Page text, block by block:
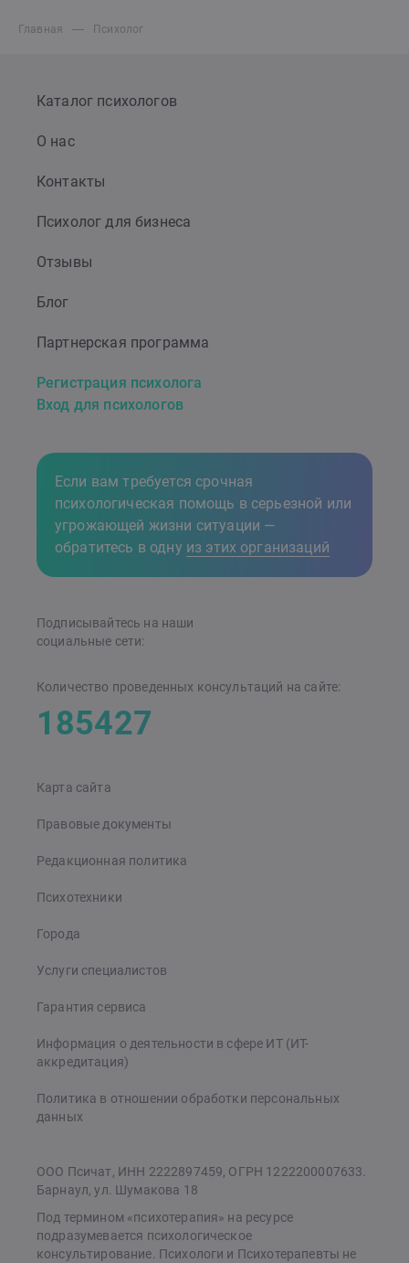
Главная Психолог
Каталог психологов
О нас
Контакты
Психолог для бизнеса
Отзывы
Блог
Партнерская программа
Регистрация психолога
Вход для психологов
Если вам требуется срочная
психологическая помощь в серьезной или
угрожающей жизни ситуации —
обратитесь в одну из этих организаций
Карта сайта
Правовые документы
Редакционная политика
Психотехники
Города
Услуги специалистов
Гарантия сервиса
Информация о деятельности в сфере ИТ (ИТ-
аккредитация)
Политика в отношении обработки персональных
данных
Подписывайтесь на наши
cоциальные сети:
Количество проведенных консультаций на сайте:
185427
ООО Псичат, ИНН 2222897459, ОГРН 1222200007633.
Барнаул, ул. Шумакова 18
Под термином «психотерапия» на ресурсе
подразумевается психологическое
консультирование. Психологи и Психотерапевты не